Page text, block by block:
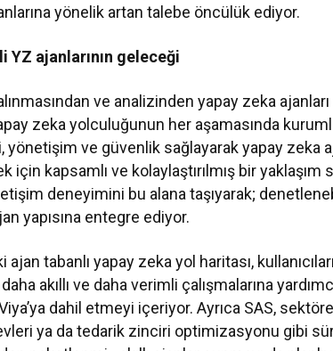
yönelik artan talebe öncülük ediyor.
YZ ajanlarının geleceği
ve analizinden yapay zeka
zeka yolculuğunun her aşamasında
ve güvenlik sağlayarak yapay zeka
için kapsamlı ve kolaylaştırılmış bir yaklaşım
deneyimini bu alana taşıyarak;
yapısına entegre ediyor.
ajan tabanlı yapay zeka yol haritası,
daha akıllı ve daha verimli çalışmalarına
dahil etmeyi içeriyor. Ayrıca SAS,
ya da tedarik zinciri optimizasyonu gibi